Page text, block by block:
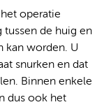
operatie
tussen de huig en
kan worden. U
snurken en dat
Binnen enkele
dus ook het